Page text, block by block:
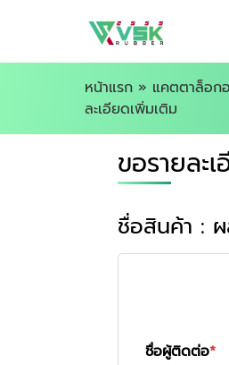
หน้าแรก » แคตตาล็อก
ละเอียดเพิ่มเติม
ขอรายละ
ชื่อสินค้า : ผ
ชื่อผู้ติดต่อ